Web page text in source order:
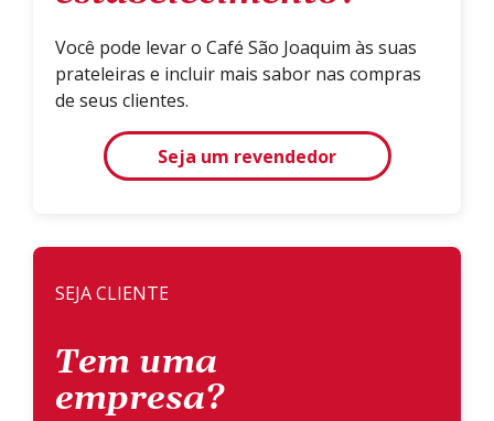
Você pode levar o Café São Joaquim às suas
prateleiras e incluir mais sabor nas compras
de seus clientes.
Seja um revendedor
SEJA CLIENTE
Tem uma
empresa?